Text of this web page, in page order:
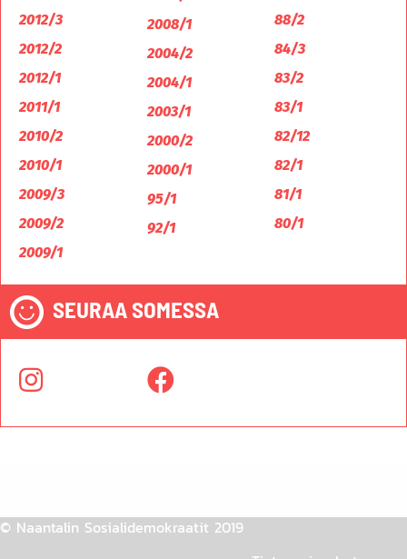
2012/3
2012/2
2012/1
2011/1
2010/2
2010/1
2009/3
2009/2
2009/1
2008/1
2004/2
2004/1
2003/1
2000/2
2000/1
95/1
92/1
88/2
84/3
83/2
83/1
82/12
82/1
81/1
80/1
SEURAA SOMESSA
© Naantalin Sosialidemokraatit 2019